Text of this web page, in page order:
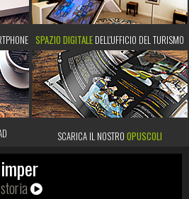
SPAZIO DIGITALE DELL'UFFICIO DEL TURISMO
SCARICA IL NOSTRO OPUSCOLI